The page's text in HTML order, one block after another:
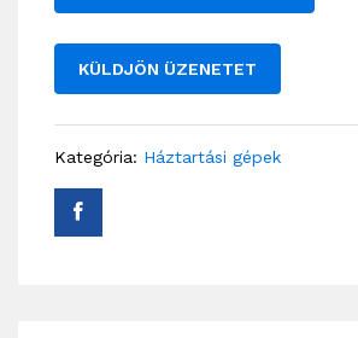
KÜLDJÖN ÜZENETET
Kategória: Háztartási gépek